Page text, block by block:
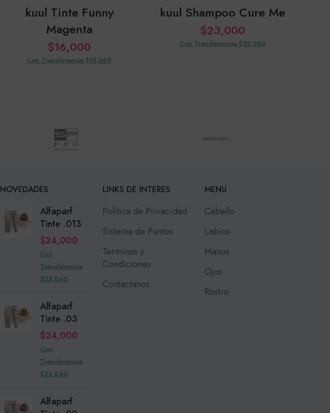
kuul Tinte Funny
Magenta
$16,000
Con Transferencia $15,360
kuul Shampoo Cure Me
$23,000
Con Transferencia $22,080
NOVEDADES
Alfaparf
Tinte .013
$24,000
Con
Transferencia
$23,040
Alfaparf
Tinte .03
$24,000
Con
Transferencia
$23,040
Alfaparf
LINKS DE INTERES
Política de Privacidad
Sistema de Puntos
Terminos y
Condiciones
Contactanos
MENU
Cabello
Labios
Manos
Ojos
Rostro